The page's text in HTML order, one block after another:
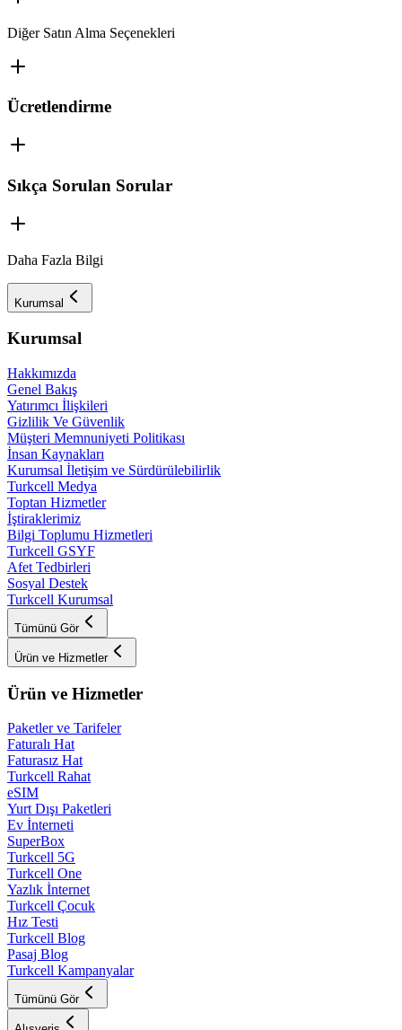
Diğer Satın Alma Seçenekleri
Ücretlendirme
Sıkça Sorulan Sorular
Daha Fazla Bilgi
Kurumsal
Kurumsal
Hakkımızda
Genel Bakış
Yatırımcı İlişkileri
Gizlilik Ve Güvenlik
Müşteri Memnuniyeti Politikası
İnsan Kaynakları
Kurumsal İletişim ve Sürdürülebilirlik
Turkcell Medya
Toptan Hizmetler
İştiraklerimiz
Bilgi Toplumu Hizmetleri
Turkcell GSYF
Afet Tedbirleri
Sosyal Destek
Turkcell Kurumsal
Tümünü Gör
Ürün ve Hizmetler
Ürün ve Hizmetler
Paketler ve Tarifeler
Faturalı Hat
Faturasız Hat
Turkcell Rahat
eSIM
Yurt Dışı Paketleri
Ev İnterneti
SuperBox
Turkcell 5G
Turkcell One
Yazlık İnternet
Turkcell Çocuk
Hız Testi
Turkcell Blog
Pasaj Blog
Turkcell Kampanyalar
Tümünü Gör